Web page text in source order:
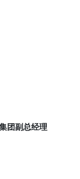
团副总经理